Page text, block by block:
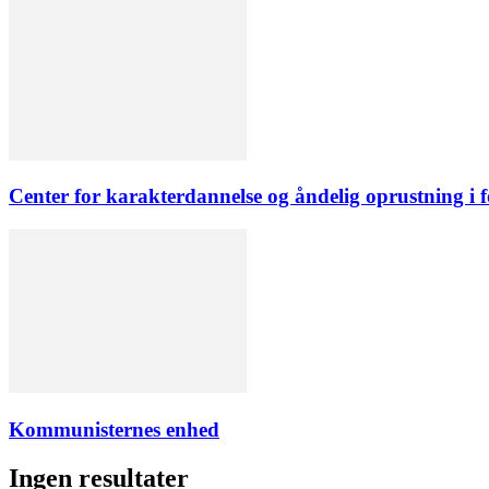
Center for karakterdannelse og åndelig oprustning i
Kommunisternes enhed
Ingen resultater